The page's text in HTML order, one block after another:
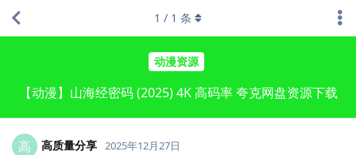
动漫资源
【动漫】山海经密码 (2025) 4K 高码率 夸克网盘资源下载
1 / 1 条
高 高质量分享 2025年12月27日